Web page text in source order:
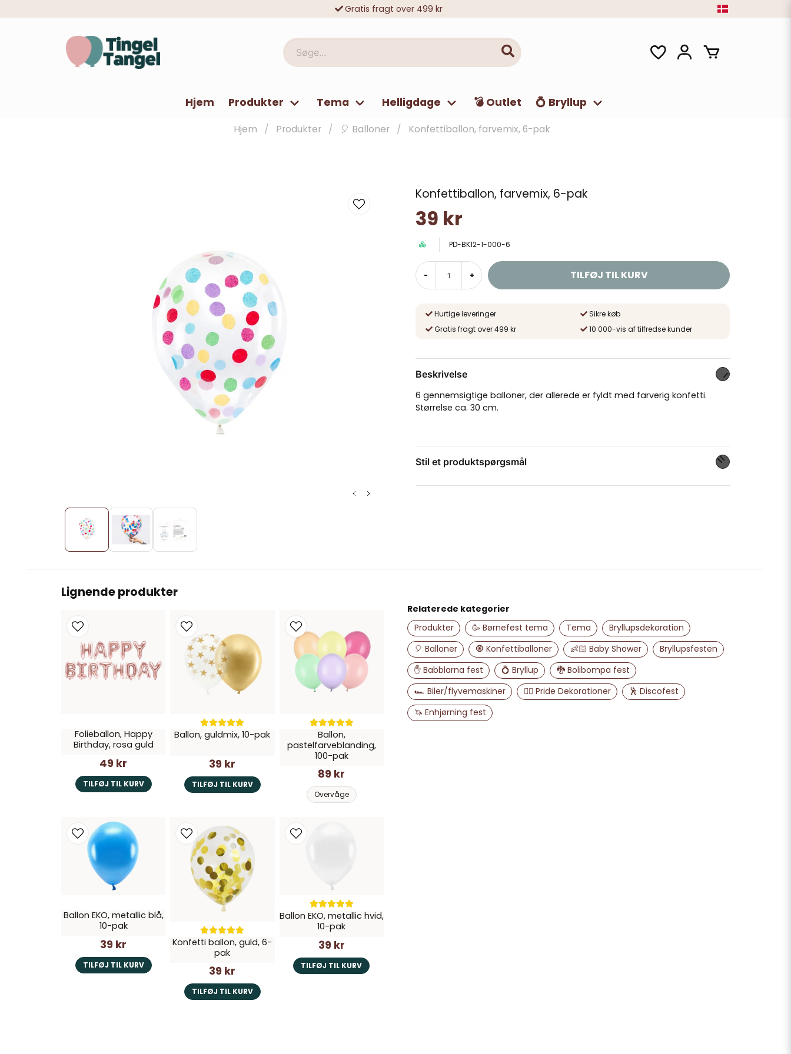
Gratis fragt over 499 kr
Søge...
Hjem Produkter Tema Helligdage 💣 Outlet 💍 Bryllup
Hjem Produkter 🎈 Balloner Konfettiballon, farvemix, 6-pak
Konfettiballon, farvemix, 6-pak
39 kr
PD-BK12-1-000-6
- + TILFØJ TIL KURV
Hurtige leveringer
Sikre køb
Gratis fragt over 499 kr
10 000-vis af tilfredse kunder
Beskrivelse
6 gennemsigtige balloner, der allerede er fyldt med farverig konfetti.
Størrelse ca. 30 cm.
Stil et produktspørgsmål
Ja, du kan offentliggøre mit spørgsmål
Lignende produkter
Folieballon, Happy
Birthday, rosa guld
49 kr
TILFØJ TIL KURV
Ballon, guldmix, 10-pak
39 kr
TILFØJ TIL KURV
Ballon,
pastelfarveblanding,
100-pak
89 kr
Overvåge
Ballon EKO, metallic blå,
10-pak
39 kr
TILFØJ TIL KURV
Konfetti ballon, guld, 6-
pak
39 kr
TILFØJ TIL KURV
Ballon EKO, metallic hvid,
10-pak
39 kr
TILFØJ TIL KURV
Relaterede kategorier
Produkter
🥳 Børnefest tema Tema
Bryllupsdekoration
🎈 Balloner
🧿 Konfettiballoner 👶🏻 Baby Shower
Bryllupsfesten
✋ Babblarna fest
💍 Bryllup
🐉 Bolibompa fest
🏎️ Biler/flyvemaskiner
🏳️‍🌈 Pride Dekorationer
🕺 Discofest
🦄 Enhjørning fest